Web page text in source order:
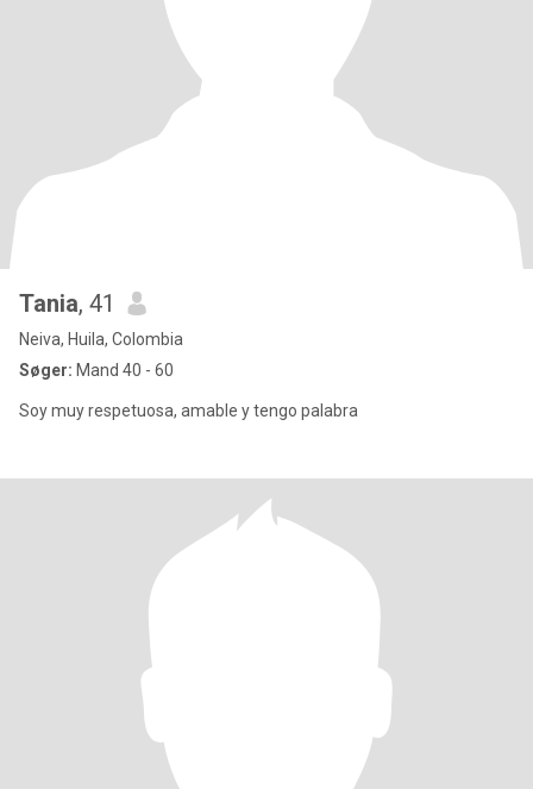
Tania, 41
Neiva, Huila, Colombia
Søger: Mand 40 - 60
Soy muy respetuosa, amable y tengo palabra